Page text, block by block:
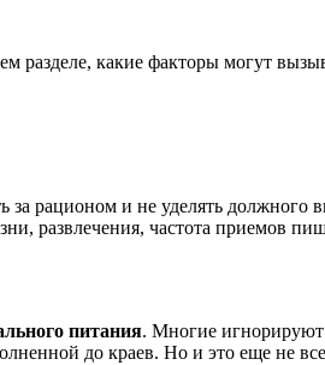
разделе, какие факторы могут
за рационом и не уделять должного
развлечения, частота приемов
питания. Многие
до краев. Но и это еще не